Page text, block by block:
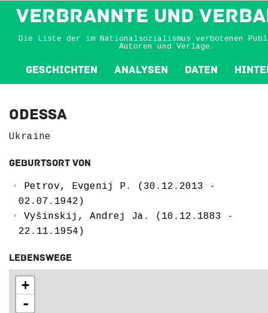
VERBRANNTE und
Die Liste der im Nationalsozialismus verbotenen
Autoren und Verlage.
Geschichten Analysen Daten
Odessa
Ukraine
Geburtsort von
Petrov, Evgenij P. (30.12.2013 -
02.07.1942)
Vyšinskij, Andrej Ja. (10.12.1883 -
22.11.1954)
Lebenswege
+
-